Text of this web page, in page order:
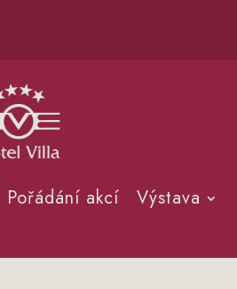
Pořádání akcí Výstava